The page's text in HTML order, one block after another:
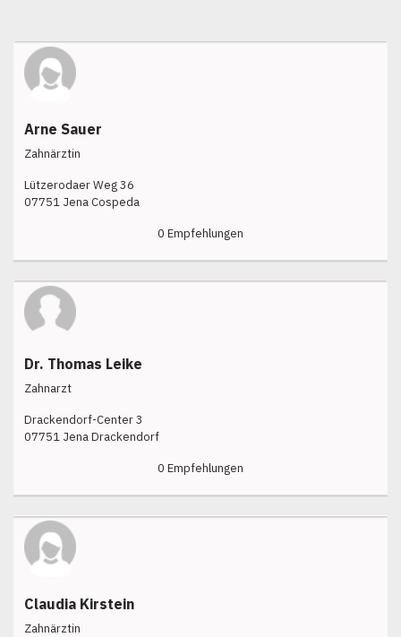
Arne Sauer
Zahnärztin
Lützerodaer Weg 36
07751 Jena Cospeda
0 Empfehlungen
Dr. Thomas Leike
Zahnarzt
Drackendorf-Center 3
07751 Jena Drackendorf
0 Empfehlungen
Claudia Kirstein
Zahnärztin